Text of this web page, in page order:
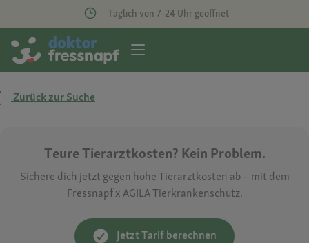
Täglich von 7-24 Uhr geöffnet
Zurück zur Suche
Teure Tierarztkosten? Kein Problem.
Sichere dich jetzt gegen hohe Tierarztkosten ab – mit dem
Fressnapf x AGILA Tierkrankenschutz.
Jetzt Tarif berechnen